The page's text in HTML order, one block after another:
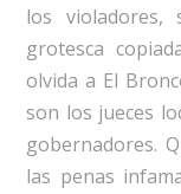
los violadores,
grotesca
olvida a El
son los jueces
gobernadores.
las penas